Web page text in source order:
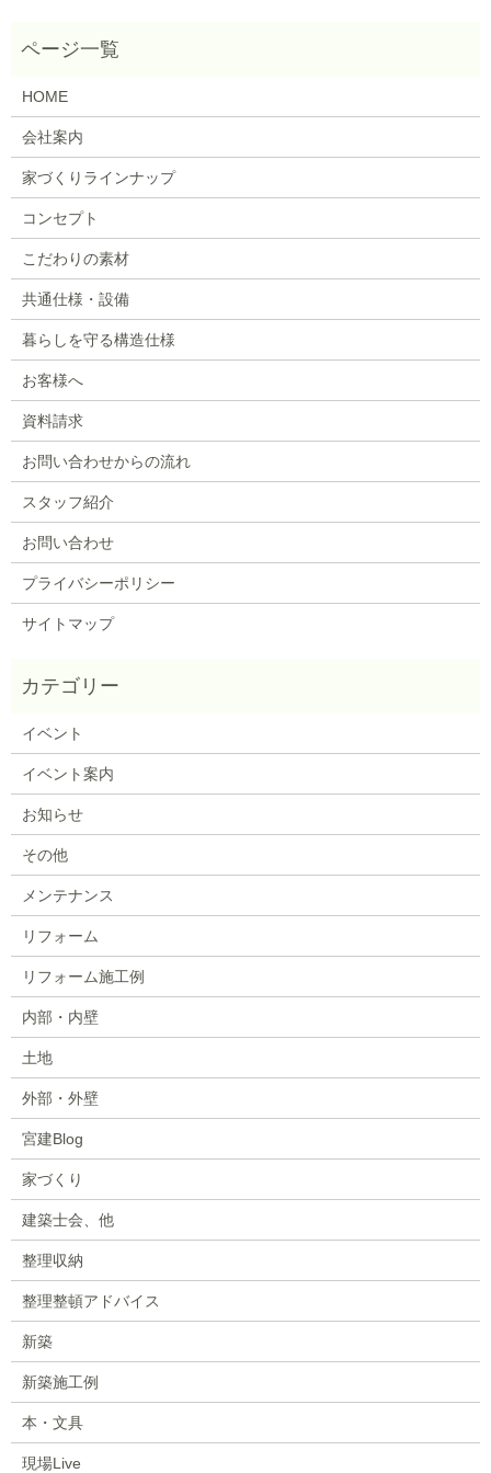
HOME
会社案内
家づくりラインナップ
コンセプト
こだわりの素材
共通仕様・設備
暮らしを守る構造仕様
お客様へ
資料請求
お問い合わせからの流れ
スタッフ紹介
お問い合わせ
プライバシーポリシー
サイトマップ
イベント
イベント案内
お知らせ
その他
メンテナンス
リフォーム
リフォーム施工例
内部・内壁
土地
外部・外壁
宮建Blog
家づくり
建築士会、他
整理収納
整理整頓アドバイス
新築
新築施工例
本・文具
現場Live